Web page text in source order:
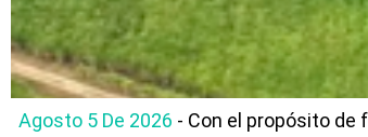
Agosto 5 De 2026 - Con el propósito de